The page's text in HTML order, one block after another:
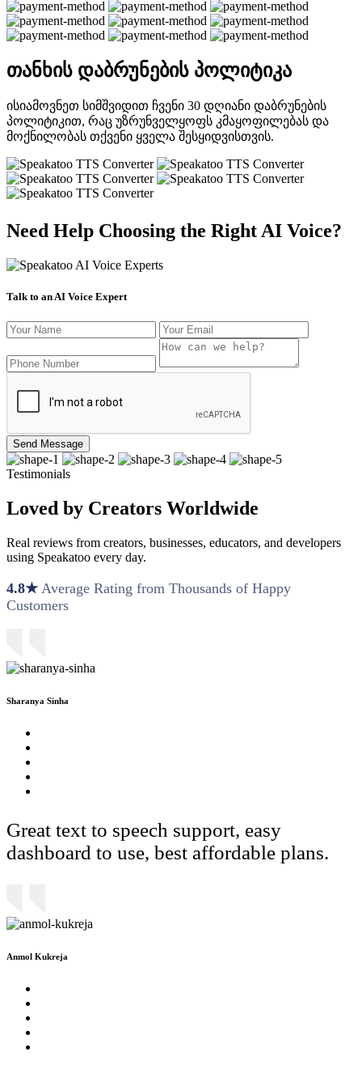
თანხის დაბრუნების პოლიტიკა
ისიამოვნეთ სიმშვიდით ჩვენი 30 დღიანი დაბრუნების
პოლიტიკით, რაც უზრუნველყოფს კმაყოფილებას და
მოქნილობას თქვენი ყველა შესყიდვისთვის.
Need Help Choosing the Right AI Voice?
Talk to an AI Voice Expert
Send Message
Testimonials
Loved by Creators Worldwide
Real reviews from creators, businesses, educators, and developers
using Speakatoo every day.
4.8★ Average Rating from Thousands of Happy
Customers
Sharanya Sinha
Great text to speech support, easy
dashboard to use, best affordable plans.
Anmol Kukreja